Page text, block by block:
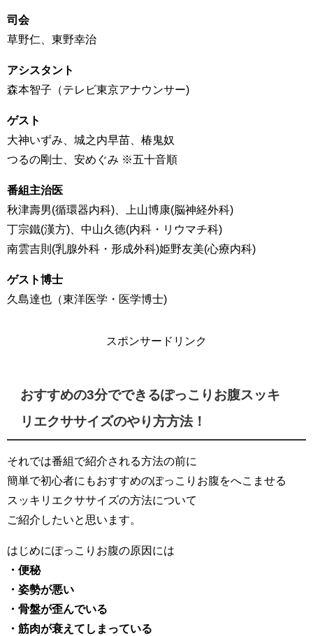
司会
草野仁、東野幸治
アシスタント
森本智子（テレビ東京アナウンサー)
ゲスト
大神いずみ、城之内早苗、椿鬼奴
つるの剛士、安めぐみ ※五十音順
番組主治医
秋津壽男(循環器内科)、上山博康(脳神経外科)
丁宗鐵(漢方)、中山久徳(内科・リウマチ科)
南雲吉則(乳腺外科・形成外科)姫野友美(心療内科)
ゲスト博士
久島達也（東洋医学・医学博士)
スポンサードリンク
おすすめの3分でできるぽっこりお腹スッキ
リエクササイズのやり方方法！
それでは番組で紹介される方法の前に
簡単で初心者にもおすすめのぽっこりお腹をへこませる
スッキリエクササイズの方法について
ご紹介したいと思います。
はじめにぽっこりお腹の原因には
・便秘
・姿勢が悪い
・骨盤が歪んでいる
・筋肉が衰えてしまっている